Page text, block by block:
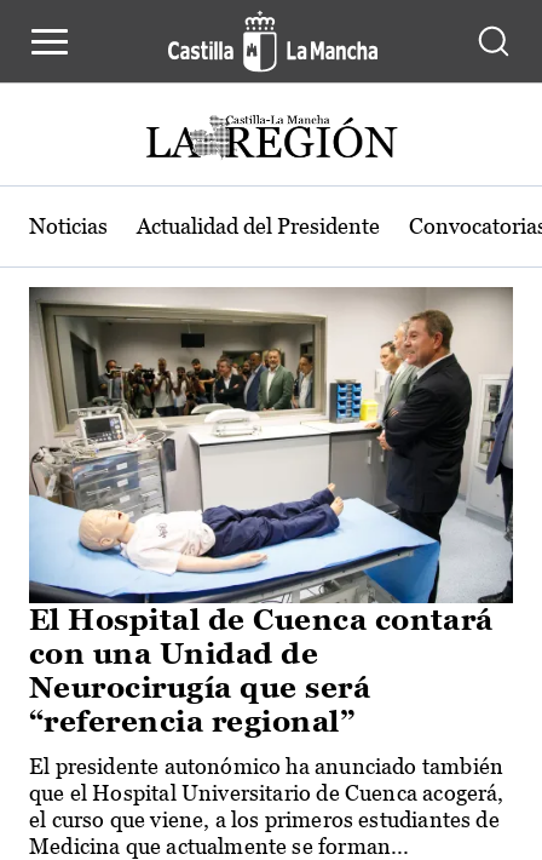
Actualidad de la región de Castilla-
Noticias Actualidad del Presidente
El Hospital de Cuenca contará
con una Unidad de
Neurocirugía que será
“referencia regional”
El presidente autonómico ha anunciado también
que el Hospital Universitario de Cuenca acogerá,
el curso que viene, a los primeros estudiantes de
Medicina que actualmente se forman...